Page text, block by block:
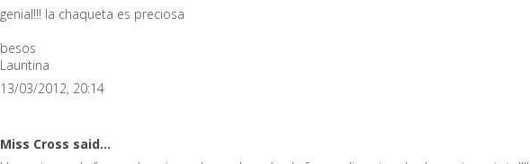
genial!!! la chaqueta es preciosa
besos
Lauritina
13/03/2012, 20:14
Miss Cross said...